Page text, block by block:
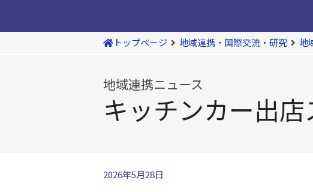
トップページ 地域連携・国際交流・研究 地
地域連携ニュース
キッチンカー出店
2026年5月28日